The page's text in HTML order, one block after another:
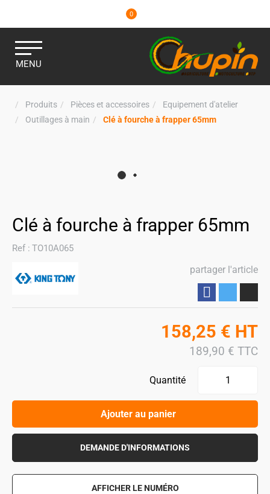
0
MENU
Produits Pièces et accessoires
Equipement d'atelier
Outillages à main
Clé à fourche à frapper 65mm
Clé à fourche à frapper 65mm
Ref : TO10A065
partager l'article
158,25 € HT
189,90 € TTC
Quantité
Ajouter au panier
DEMANDE D'INFORMATIONS
AFFICHER LE NUMÉRO